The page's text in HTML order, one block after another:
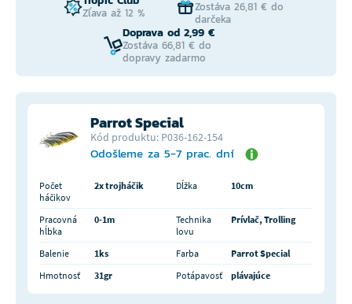
Zľava až 12 %
Zostáva 26,81 € do
darčeka
Doprava od 2,99 €
Zostáva 66,81 € do
dopravy zadarmo
Parrot Special
Kód produktu: P036-162-154
Odošleme za 5-7 prac. dní
Počet
háčikov
2x trojháčik Dĺžka 10cm
Pracovná
hĺbka
0-1m
Technika
lovu
Prívlač, Trolling
Balenie 1ks Farba
Parrot Special
Hmotnosť
31gr Potápavosť plávajúce